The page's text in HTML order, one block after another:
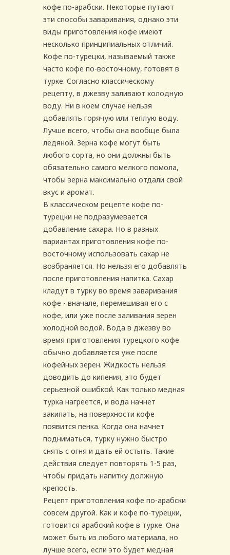
кофе по-арабски. Некоторые путают
эти способы заваривания, однако эти
виды приготовления кофе имеют
несколько принципиальных отличий.
Кофе по-турецки, называемый также
часто кофе по-восточному, готовят в
турке. Согласно классическому
рецепту, в джезву заливают холодную
воду. Ни в коем случае нельзя
добавлять горячую или теплую воду.
Лучше всего, чтобы она вообще была
ледяной. Зерна кофе могут быть
любого сорта, но они должны быть
обязательно самого мелкого помола,
чтобы зерна максимально отдали свой
вкус и аромат.
В классическом рецепте кофе по-
турецки не подразумевается
добавление сахара. Но в разных
вариантах приготовления кофе по-
восточному использовать сахар не
возбраняется. Но нельзя его добавлять
после приготовления напитка. Сахар
кладут в турку во время заваривания
кофе - вначале, перемешивая его с
кофе, или уже после заливания зерен
холодной водой. Вода в джезву во
время приготовления турецкого кофе
обычно добавляется уже после
кофейных зерен. Жидкость нельзя
доводить до кипения, это будет
серьезной ошибкой. Как только медная
турка нагреется, и вода начнет
закипать, на поверхности кофе
появится пенка. Когда она начнет
подниматься, турку нужно быстро
снять с огня и дать ей остыть. Такие
действия следует повторять 1-5 раз,
чтобы придать напитку должную
крепость.
Рецепт приготовления кофе по-арабски
совсем другой. Как и кофе по-турецки,
готовится арабский кофе в турке. Она
может быть из любого материала, но
лучше всего, если это будет медная